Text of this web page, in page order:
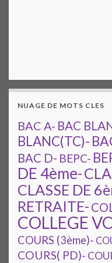
NUAGE DE MOTS CLES
BAC A- BAC
BLANC(TC)-
BAC D- BEPC-
DE 4ème-
CLASSE DE
RETRAITE-
COLLEGE
COURS (3ème)-
COURS( PD)-